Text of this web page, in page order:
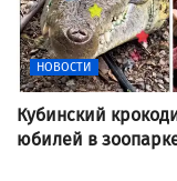
НОВОСТИ
Кубинский
юбилей в